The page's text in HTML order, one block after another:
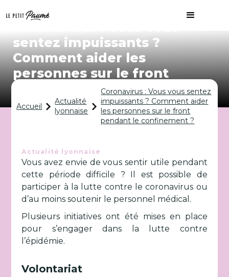
sentez impuissants ?
Comment aider les
personnes sur le front
pendant le confinement ?
Accueil
Actualité
lyonnaise
Coronavirus : Vous vous sentez
impuissants ? Comment aider
les personnes sur le front
pendant le confinement ?
Actualité lyonnaise
Vous avez envie de vous sentir utile pendant
cette période difficile ? Il est possible de
participer à la lutte contre le coronavirus ou
d’au moins soutenir le personnel médical.
Plusieurs initiatives ont été mises en place
pour s’engager dans la lutte contre
l’épidémie.
Volontariat